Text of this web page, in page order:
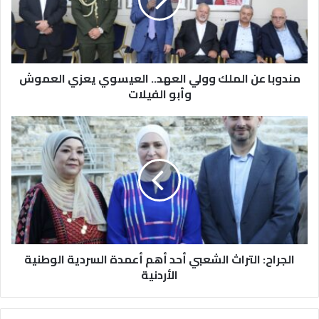
ع
ن
ا
ك
و
و
ل
ي
ل
ع
ه
ا
مندوبا عن الملك وولي العهد.. العيسوي يعزي العموش
وأبو الفيلات
ا
ل
ج
ر
ا
ح
ل
ث
الجراح: التراث الشعبي أحد أهم أعمدة السردية الوطنية
الأردنية